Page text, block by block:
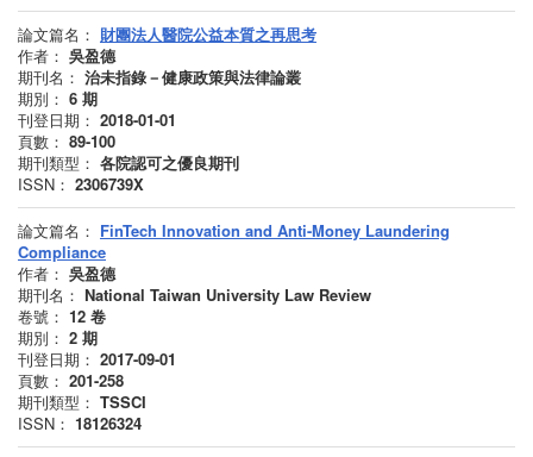
論文篇名： 財團法人醫院公益本質之再思考
作者： 吳盈德
期刊名： 治未指錄－健康政策與法律論叢
期別： 6 期
刊登日期： 2018-01-01
頁數： 89-100
期刊類型： 各院認可之優良期刊
ISSN： 2306739X
論文篇名： FinTech Innovation and Anti-Money Laundering
Compliance
作者： 吳盈德
期刊名： National Taiwan University Law Review
卷號： 12 卷
期別： 2 期
刊登日期： 2017-09-01
頁數： 201-258
期刊類型： TSSCI
ISSN： 18126324